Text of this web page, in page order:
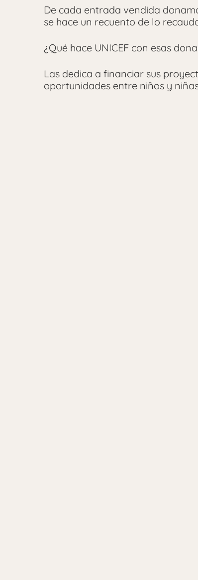
De cada entrada vendida
se hace un recuento de lo
¿Qué hace UNICEF con esas
Las dedica a financiar sus
oportunidades entre niños y